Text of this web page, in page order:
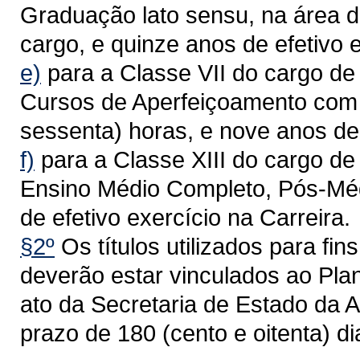
Graduação lato sensu, na área
cargo, e quinze anos de efetivo
e) para a Classe VII do cargo
Cursos de Aperfeiçoamento
sessenta) horas, e nove anos
f) para a Classe XIII do cargo
Ensino Médio Completo, Pós-
de efetivo exercício na Carreira.
§2º Os títulos utilizados para
deverão estar vinculados ao
ato da Secretaria de Estado da
prazo de 180 (cento e oitenta)